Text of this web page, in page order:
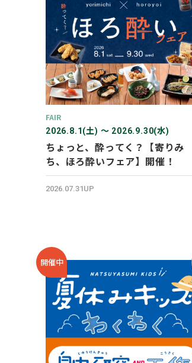
FAIR
2026.8.1(土) 〜 2026.9.30(水)
ちょっと、酔ってく？【寄りみ
ち、ほろ酔いフェア】開催！
2026.07.31UP
開催中